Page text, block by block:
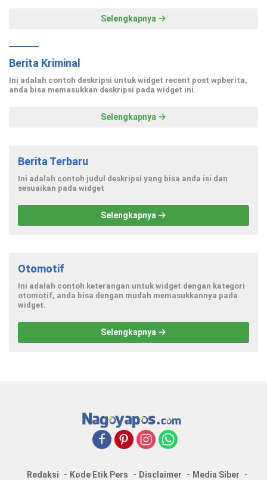
Selengkapnya
Berita Kriminal
Ini adalah contoh deskripsi untuk widget recent post wpberita,
anda bisa memasukkan deskripsi pada widget ini.
Selengkapnya
Berita Terbaru
Ini adalah contoh judul deskripsi yang bisa anda isi dan
sesuaikan pada widget
Selengkapnya
Otomotif
Ini adalah contoh keterangan untuk widget dengan kategori
otomotif, anda bisa dengan mudah memasukkannya pada
widget.
Selengkapnya
Redaksi Kode Etik Pers Disclaimer Media Siber